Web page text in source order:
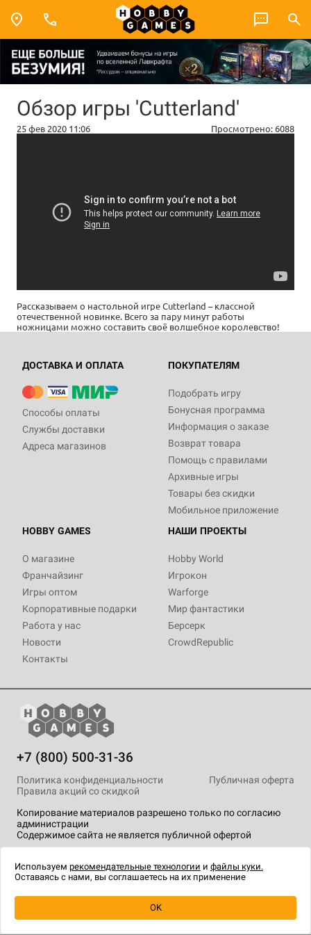
Обзор игры 'Cutterland'
25 фев 2020 11:06 Просмотрено:6088
Рассказываем о настольной игре Cutterland – классной
отечественной новинке. Всего за пару минут работы
ножницами можно составить своё волшебное королевство!
ДОСТАВКА И ОПЛАТА
Способы оплаты
Службы доставки
Адреса магазинов
ПОКУПАТЕЛЯМ
Подобрать игру
Бонусная программа
Информация о заказе
Возврат товара
Помощь с правилами
Архивные игры
Товары без скидки
Мобильное приложение
HOBBY GAMES
О магазине
Франчайзинг
Игры оптом
Корпоративные подарки
Работа у нас
Новости
Контакты
НАШИ ПРОЕКТЫ
Hobby World
Игрокон
Warforge
Мир фантастики
Берсерк
CrowdRepublic
+7 (800) 500-31-36
Копирование материалов разрешено только по согласию
администрации
Содержимое сайта не является публичной офертой
Политика конфиденциальности
Публичная оферта
Правила акций со скидкой
технологии.
Используем рекомендательные технологии и файлы куки.
Оставаясь с нами, вы соглашаетесь на их применение
OK